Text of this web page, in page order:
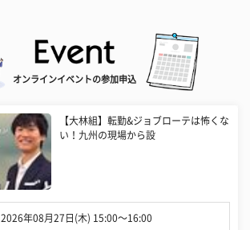
オンラインイベントの参加申込
【大林組】転勤&ジョブローテは怖くな
い！九州の現場から設
2026年08月27日(木) 15:00〜16:00